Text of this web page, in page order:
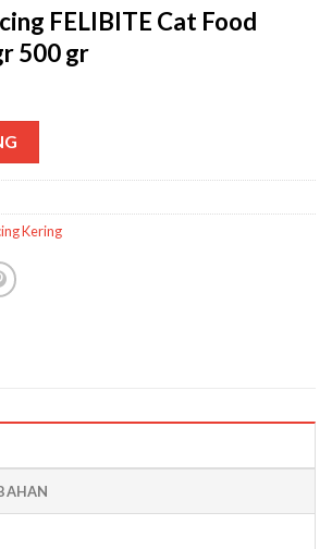
FELIBITE Cat Food
500 gr
Kering